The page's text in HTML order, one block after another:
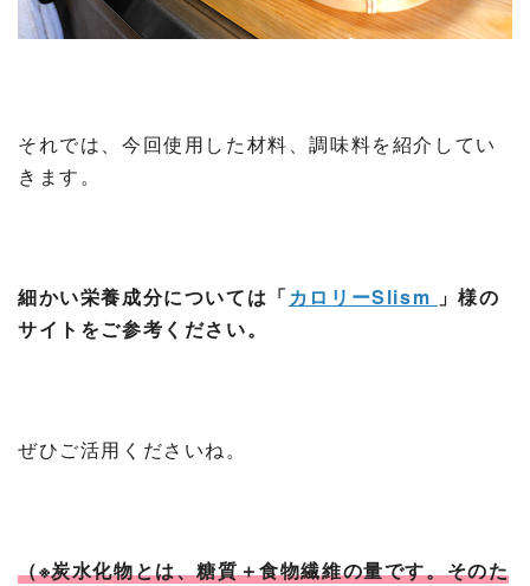
それでは、今回使用した材料、調味料を紹介してい
きます。
細かい栄養成分については「カロリーSlism 」様の
サイトをご参考ください。
ぜひご活用くださいね。
（※炭水化物とは、糖質＋食物繊維の量です。そのた